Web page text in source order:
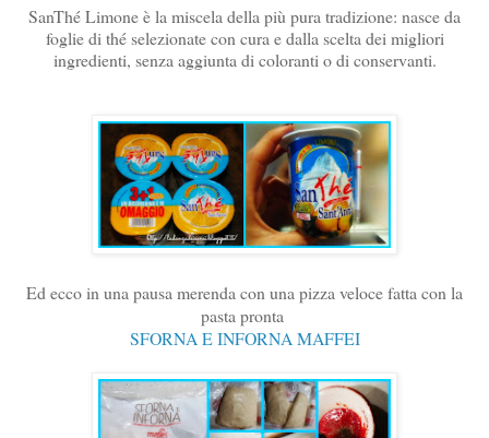
SanThé Limone è la miscela della più pura tradizione: nasce da
foglie di thé selezionate con cura e dalla scelta dei migliori
ingredienti, senza aggiunta di coloranti o di conservanti.
Ed ecco in una pausa merenda con una pizza veloce fatta con la
pasta pronta
SFORNA E INFORNA MAFFEI